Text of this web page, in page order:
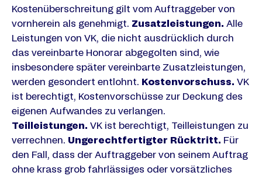
Kostenüberschreitung gilt vom Auftraggeber von
vornherein als genehmigt. Zusatzleistungen. Alle
Leistungen von VK, die nicht ausdrücklich durch
das vereinbarte Honorar abgegolten sind, wie
insbesondere später vereinbarte Zusatzleistungen,
werden gesondert entlohnt. Kostenvorschuss. VK
ist berechtigt, Kostenvorschüsse zur Deckung des
eigenen Aufwandes zu verlangen.
Teilleistungen. VK ist berechtigt, Teilleistungen zu
verrechnen. Ungerechtfertigter Rücktritt. Für
den Fall, dass der Auftraggeber von seinem Auftrag
ohne krass grob fahrlässiges oder vorsätzliches